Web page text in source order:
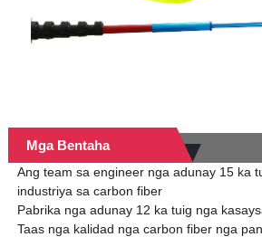
Mga Bentaha
Ang team sa engineer nga adunay 15 ka
industriya sa carbon fiber
Pabrika nga adunay 12 ka tuig nga
Taas nga kalidad nga carbon fiber nga